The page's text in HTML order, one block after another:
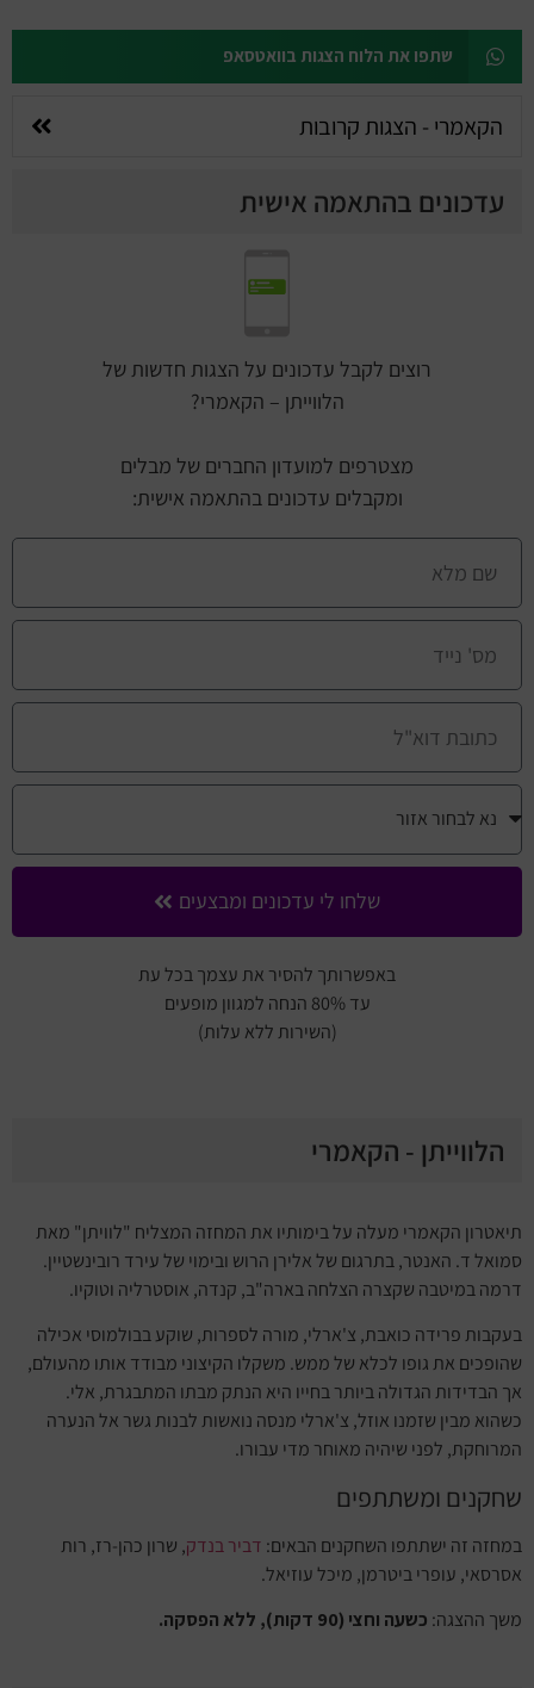
שתפו את הלוח הצגות בוואטסאפ
הקאמרי - הצגות קרובות
עדכונים בהתאמה אישית
רוצים לקבל עדכונים על הצגות חדשות של
הלווייתן – הקאמרי?
מצטרפים למועדון החברים של מבלים
ומקבלים עדכונים בהתאמה אישית:
שלחו לי עדכונים ומבצעים
באפשרותך להסיר את עצמך בכל עת
עד 80% הנחה למגוון מופעים
(השירות ללא עלות)
הלווייתן - הקאמרי
תיאטרון הקאמרי מעלה על בימותיו את המחזה המצליח "לוויתן" מאת
סמואל ד. האנטר, בתרגום של אלירן הרוש ובימוי של עירד רובינשטיין.
דרמה במיטבה שקצרה הצלחה בארה"ב, קנדה, אוסטרליה וטוקיו.
בעקבות פרידה כואבת, צ'ארלי, מורה לספרות, שוקע בבולמוסי אכילה
שהופכים את גופו לכלא של ממש. משקלו הקיצוני מבודד אותו מהעולם,
אך הבדידות הגדולה ביותר בחייו היא הנתק מבתו המתבגרת, אלי.
כשהוא מבין שזמנו אוזל, צ'ארלי מנסה נואשות לבנות גשר אל הנערה
המרוחקת, לפני שיהיה מאוחר מדי עבורו.
שחקנים ומשתתפים
במחזה זה ישתתפו השחקנים הבאים: דביר בנדק, שרון כהן-רז, רות
אסרסאי, עופרי ביטרמן, מיכל עוזיאל.
משך ההצגה: כשעה וחצי (90 דקות), ללא הפסקה.